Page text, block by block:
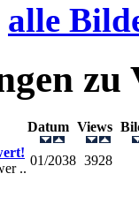
alle
zu
Datum Views
..
01/2038 3928